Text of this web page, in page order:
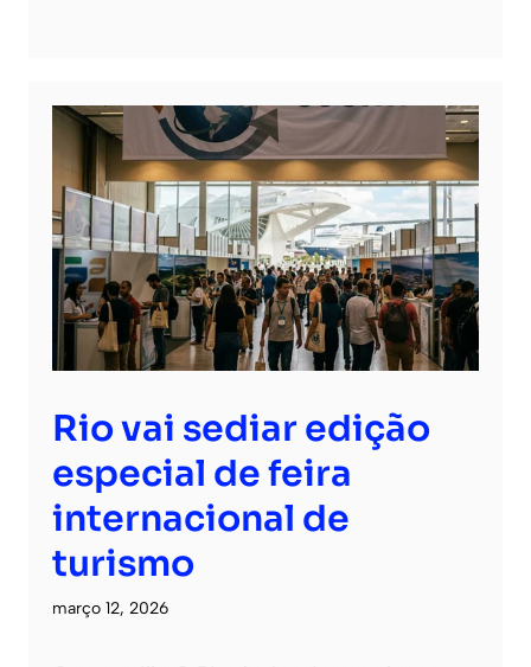
Rio vai sediar edição
especial de feira
internacional de
turismo
março 12, 2026